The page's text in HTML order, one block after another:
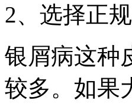
2、选择正
银屑病这种
较多。如果